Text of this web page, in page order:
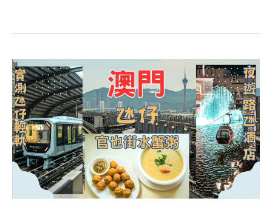
澳
門
氹
仔
輕
軌